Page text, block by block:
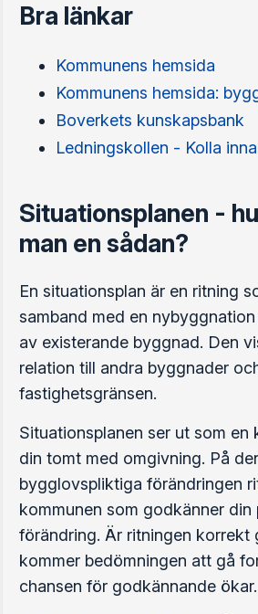
Bra länkar
Kommunens hemsida
Kommunens hemsida:
Boverkets kunskapsbank
Ledningskollen - Kolla
Situationsplanen -
man en sådan?
En situationsplan är en ritning
samband med en
av existerande byggnad. Den
relation till andra byggnader
fastighetsgränsen.
Situationsplanen ser ut som en
din tomt med omgivning. På
bygglovspliktiga förändringen
kommunen som godkänner din
förändring. Är ritningen korrekt
kommer bedömningen att gå
chansen för godkännande ökar.